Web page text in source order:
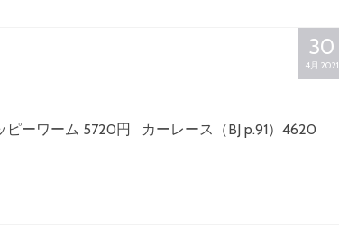
30
4月 2021
ーワーム 5720円 カーレース（BJ p.91）4620